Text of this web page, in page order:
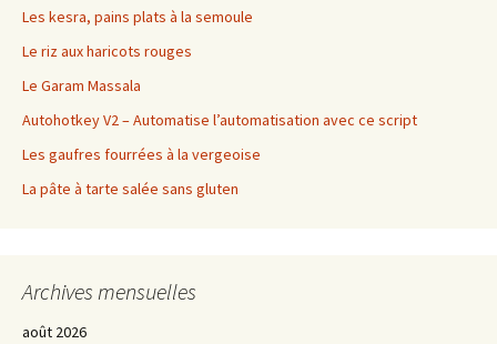
Les kesra, pains plats à la semoule
Le riz aux haricots rouges
Le Garam Massala
Autohotkey V2 – Automatise l’automatisation avec ce script
Les gaufres fourrées à la vergeoise
La pâte à tarte salée sans gluten
Archives mensuelles
août 2026